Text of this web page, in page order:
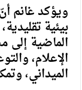
ويؤكد غانم
بيئية
الماضية إلى
الإعلام،
الميداني،